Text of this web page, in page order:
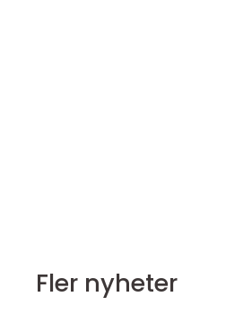
Fler nyheter